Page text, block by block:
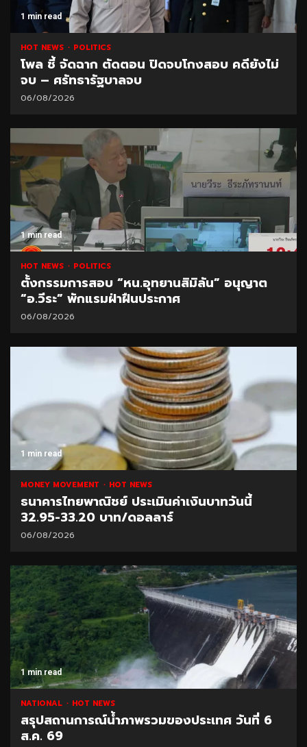
1 min read
HOT NEWS POLITICS
โพล ชี้ จัดฉาก ตัดตอน ปิดจบโกงสอบ คดียังไม่
จบ – ศรัทธารัฐบาลจบ
06/08/2026
1 min read
HOT NEWS POLITICS
ตั้งกรรมการสอบ “หน.อุทยานสิมิลัน” อนุญาต
“อ.วีระ” พักแรมฝ่าฝืนประกาศ
06/08/2026
1 min read
MONEY MOVEMENT HOT NEWS
ธนาคารไทยพาณิชย์ ประเมินค่าเงินบาทวันนี้
32.95-33.20 บาท/ดอลลาร์
06/08/2026
1 min read
NATIONAL HOT NEWS
สรุปสถานการณ์น้ำภาพรวมของประเทศ วันที่ 6
ส.ค. 69